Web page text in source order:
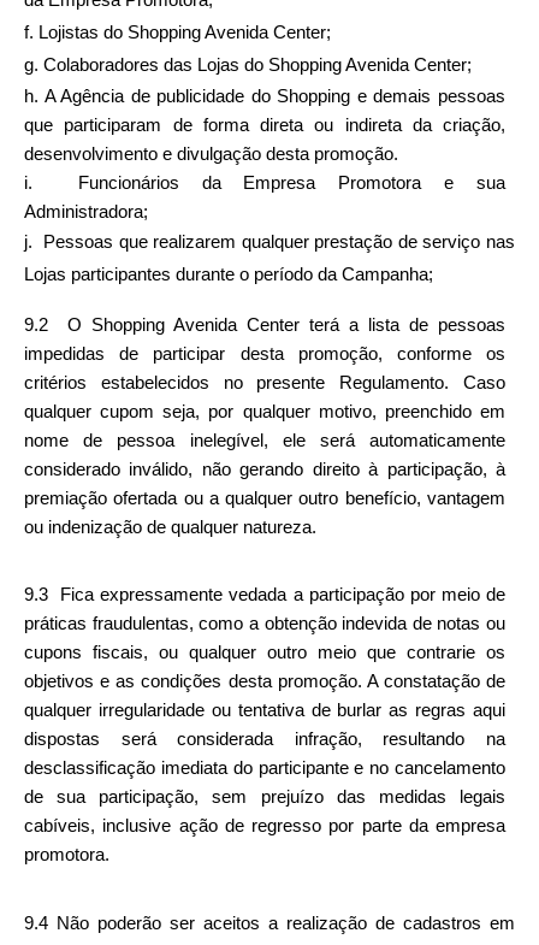
f. Lojistas do Shopping Avenida Center;
g. Colaboradores das Lojas do Shopping Avenida Center;
h. A Agência de publicidade do Shopping e demais pessoas
que participaram de forma direta ou indireta da criação,
desenvolvimento e divulgação desta promoção.
i.  Funcionários da Empresa Promotora e sua
Administradora;
j.  Pessoas que realizarem qualquer prestação de serviço nas
Lojas participantes durante o período da Campanha;
9.2  O Shopping Avenida Center terá a lista de pessoas
impedidas de participar desta promoção, conforme os
critérios estabelecidos no presente Regulamento. Caso
qualquer cupom seja, por qualquer motivo, preenchido em
nome de pessoa inelegível, ele será automaticamente
considerado inválido, não gerando direito à participação, à
premiação ofertada ou a qualquer outro benefício, vantagem
ou indenização de qualquer natureza.
9.3  Fica expressamente vedada a participação por meio de
práticas fraudulentas, como a obtenção indevida de notas ou
cupons fiscais, ou qualquer outro meio que contrarie os
objetivos e as condições desta promoção. A constatação de
qualquer irregularidade ou tentativa de burlar as regras aqui
dispostas será considerada infração, resultando na
desclassificação imediata do participante e no cancelamento
de sua participação, sem prejuízo das medidas legais
cabíveis, inclusive ação de regresso por parte da empresa
promotora.
9.4 Não poderão ser aceitos a realização de cadastros em